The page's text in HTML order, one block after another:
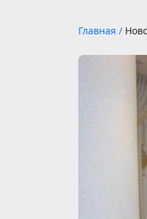
Главная /